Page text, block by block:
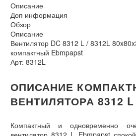
Описание
Доп информация
Обзор
Описание
Вентилятор DC 8312 L / 8312L
компактный Ebmpapst
Арт: 8312L
ОПИСАНИЕ
ВЕНТИЛЯТОРА 8312 L
Компактный и одновременно